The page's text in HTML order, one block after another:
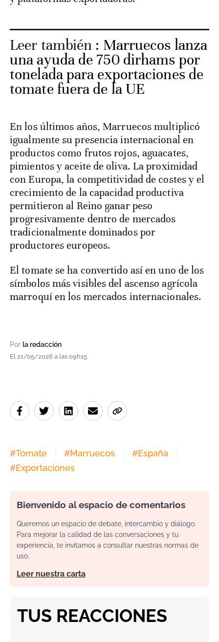
Leer también : Marruecos lanza
una ayuda de 750 dirhams por
tonelada para exportaciones de
tomate fuera de la UE
En los últimos años, Marruecos multiplicó
igualmente su presencia internacional en
productos como frutos rojos, aguacates,
pimientos y aceite de oliva. La proximidad
con Europa, la competitividad de costes y el
crecimiento de la capacidad productiva
permitieron al Reino ganar peso
progresivamente dentro de mercados
tradicionalmente dominados por
productores europeos.
El tomate se ha convertido así en uno de los
símbolos más visibles del ascenso agrícola
marroquí en los mercados internacionales.
Por la redacción
El 21/05/2026 a las 09h15
#Tomate #Marruecos #España
#Exportaciones
Bienvenido al espacio de comentarios
Queremos un espacio de debate, intercambio y diálogo.
Para mejorar la calidad de las conversaciones y tu
experiencia, te invitamos a consultar nuestras normas de
uso.
Leer nuestra carta
TUS REACCIONES